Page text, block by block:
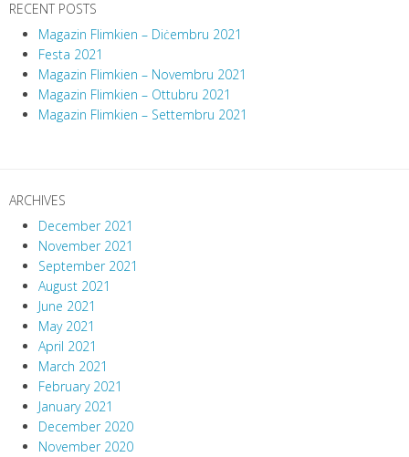
RECENT POSTS
Magazin Flimkien – Diċembru 2021
Festa 2021
Magazin Flimkien – Novembru 2021
Magazin Flimkien – Ottubru 2021
Magazin Flimkien – Settembru 2021
ARCHIVES
December 2021
November 2021
September 2021
August 2021
June 2021
May 2021
April 2021
March 2021
February 2021
January 2021
December 2020
November 2020